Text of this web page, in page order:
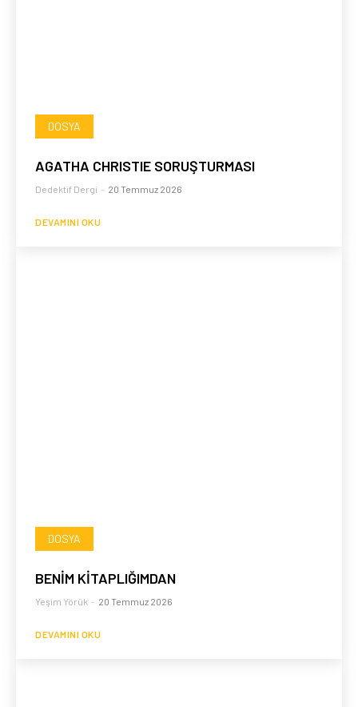
DOSYA
AGATHA CHRISTIE SORUŞTURMASI
Dedektif Dergi - 20 Temmuz 2026
DEVAMINI OKU
DOSYA
BENİM KİTAPLIĞIMDAN
Yeşim Yörük - 20 Temmuz 2026
DEVAMINI OKU